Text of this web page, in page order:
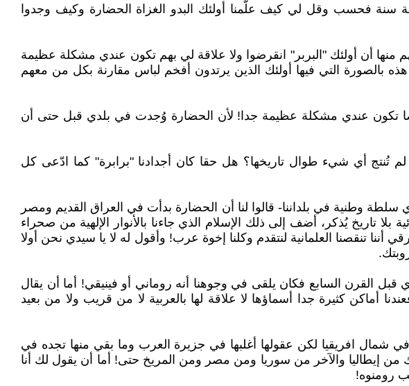
سنة فحسب وقل لي كيف علّمنا أولئك البدو الغزاة الحضارة وكيف وجدوا
منها أن أولئك "البربر" انقرضوا ولا علاقة لي بهم تكون عندي مشكلة عظيمة
بالصورة التي فيها أولئك الذين يرتدون أفخم لباس مقارنة بكل من معهم
تكون عندي مشكلة عظيمة جدا! لأن الحضارة وُجدت في بلدي قبل حتى أن
تُنتج أي شيء طوال تاريخها؟ هل حقا كان أجدادنا "برابرة" كما ادّعى كل
سلطة وطنية في بلداننا- قالوا لنا أن الحضارة بدأت في العراق القديم ومصر
تاريخ يُذكر، أضف إلى ذلك الإسلام الذي جاءنا بالأنوار الإلهية من صحراء
تنقصنا العلمانية لنتقدم وكلنا إخوة عرب! وأقول له لا يا سيدي نحن أولا
قبل القرن السابع فكان يلقى في وجوهنا أنه روماني أو فينيقي! أما أن يقال
أماكن كثيرة جدا أسماؤها لا علاقة لها بالعربية لا من قريب ولا من بعيد
شمال افريقيا لكن عقولها أغلبها في جزيرة العرب وما بقي منها تجده في
إيطاليا والآخر من سوريا ومن مصر ومن المريخ حتى! أما أن يقول لك أنا
رومنوه!